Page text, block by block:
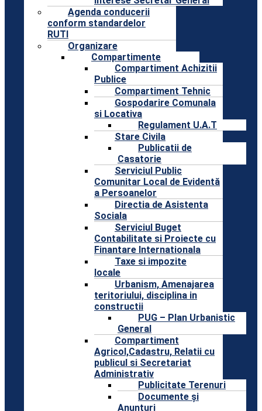
Agenda conducerii
conform standardelor
RUTI
Organizare
Compartimente
Compartiment Achizitii
Publice
Compartiment Tehnic
Gospodarire Comunala
si Locativa
Regulament U.A.T
Stare Civila
Publicatii de
Casatorie
Serviciul Public
Comunitar Local de Evidentă
a Persoanelor
Directia de Asistenta
Sociala
Serviciul Buget
Contabilitate si Proiecte cu
Finantare Internationala
Taxe si impozite
locale
Urbanism, Amenajarea
teritoriului, disciplina in
constructii
PUG – Plan Urbanistic
General
Compartiment
Agricol,Cadastru, Relatii cu
publicul si Secretariat
Administrativ
Publicitate Terenuri
Documente și
Anunțuri